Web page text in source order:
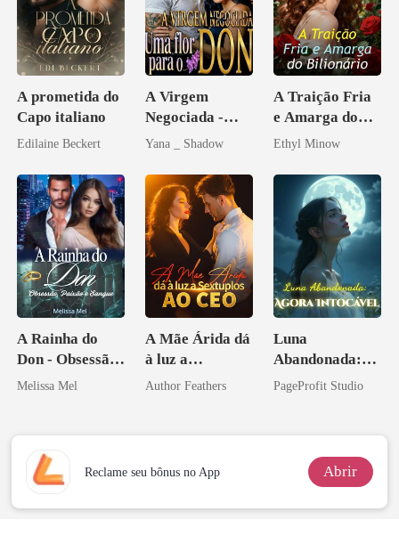
A prometida do
Capo italiano
Edilaine Beckert
A Virgem
Negociada -
Uma flor para o
Yana _ Shadow
A Traição Fria
e Amarga do
Bilionário
Ethyl Minow
A Rainha do
Don - Obsessão,
Paixão e Sangue
Melissa Mel
A Mãe Árida dá
à luz a
Sextuplos ao
Author Feathers
Luna
Abandonada:
Agora Intocável
PageProfit Studio
Reclame seu bônus no App Abrir